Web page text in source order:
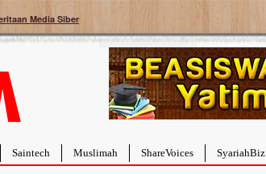
Media Siber
Saintech Muslimah ShareVoices SyariahBiz